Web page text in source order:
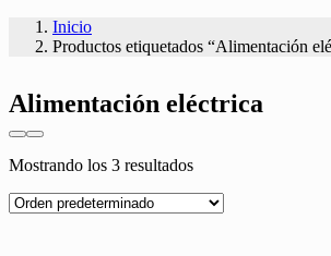
Inicio
Productos etiquetados “Alimentación
Alimentación eléctrica
Mostrando los 3 resultados